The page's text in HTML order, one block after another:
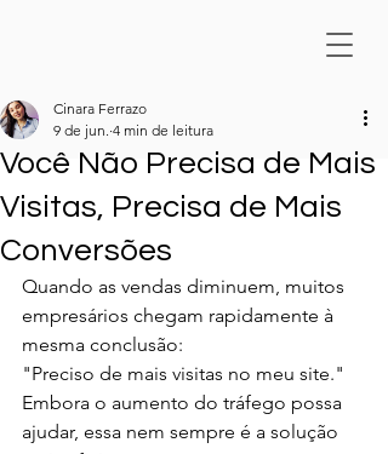
Você Não Precisa de Mais
Visitas, Precisa de Mais
Conversões
Cinara Ferrazo
9 de jun. 4 min de leitura
Quando as vendas diminuem, muitos
empresários chegam rapidamente à
mesma conclusão:
"Preciso de mais visitas no meu site."
Embora o aumento do tráfego possa
ajudar, essa nem sempre é a solução